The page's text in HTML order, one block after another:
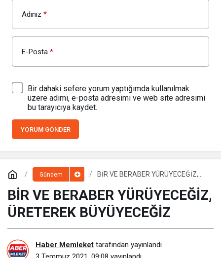
Adınız *
E-Posta *
Bir dahaki sefere yorum yaptığımda kullanılmak
üzere adımı, e-posta adresimi ve web site adresimi
bu tarayıcıya kaydet.
YORUM GÖNDER
Gündem
BİR VE BERABER YÜRÜYECEĞİZ,
BİR VE BERABER YÜRÜYECEĞİZ,
ÜRETEREK BÜYÜYECEĞİZ
Haber Memleket tarafından yayınlandı